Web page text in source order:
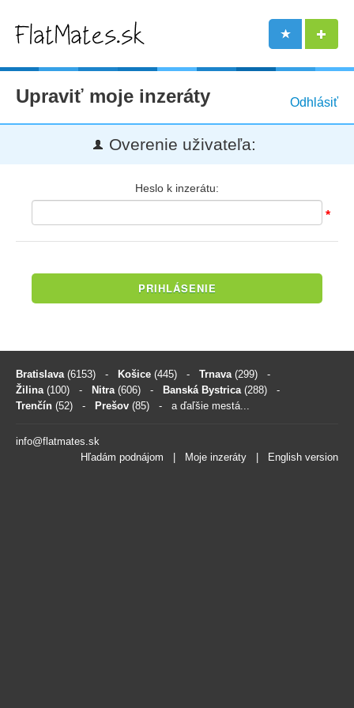
Odhlásiť
Upraviť moje inzeráty
Overenie uživateľa:
Heslo k inzerátu:
*
PRIHLÁSENIE
Bratislava (6153) - Košice (445) - Trnava (299) -
Žilina (100) - Nitra (606) - Banská Bystrica (288) -
Trenčín (52) - Prešov (85) - a ďaľšie mestá...
info@flatmates.sk
Hľadám podnájom
Moje inzeráty English version